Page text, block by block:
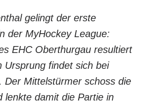
MEDIEN
gelingt der erste
der MyHockey League:
EHC Oberthurgau resultiert
Ursprung findet sich bei
Der Mittelstürmer schoss die
lenkte damit die Partie in